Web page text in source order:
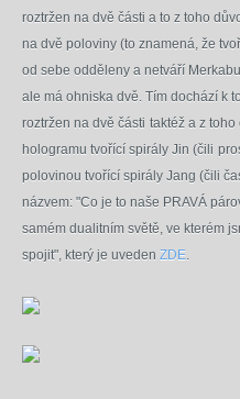
roztržen na dvě části a to z toho
na dvě poloviny (to znamená, že
od sebe odděleny a netváří
ale má ohniska dvě. Tím dochází k
roztržen na dvě části taktéž a z
hologramu tvořící spirály Jin (čili
polovinou tvořící spirály Jang (čili
názvem: "Co je to naše PRAVÁ
samém dualitním světě, ve kterém
spojit", který je uveden ZDE.